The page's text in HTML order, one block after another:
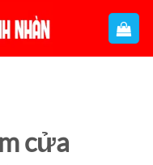
cửa